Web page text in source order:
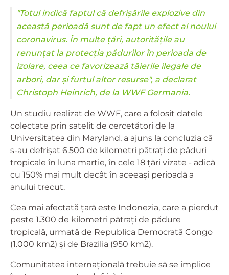
"Totul indică faptul că defrişările explozive din
această perioadă sunt de fapt un efect al noului
coronavirus. În multe ţări, autorităţile au
renunţat la protecţia pădurilor în perioada de
izolare, ceea ce favorizează tăierile ilegale de
arbori, dar şi furtul altor resurse", a declarat
Christoph Heinrich, de la WWF Germania.
Un studiu realizat de WWF, care a folosit datele
colectate prin satelit de cercetători de la
Universitatea din Maryland, a ajuns la concluzia că
s-au defrişat 6.500 de kilometri pătraţi de păduri
tropicale în luna martie, în cele 18 ţări vizate - adică
cu 150% mai mult decât în aceeaşi perioadă a
anului trecut.
Cea mai afectată ţară este Indonezia, care a pierdut
peste 1.300 de kilometri pătraţi de pădure
tropicală, urmată de Republica Democrată Congo
(1.000 km2) şi de Brazilia (950 km2).
Comunitatea internaţională trebuie să se implice